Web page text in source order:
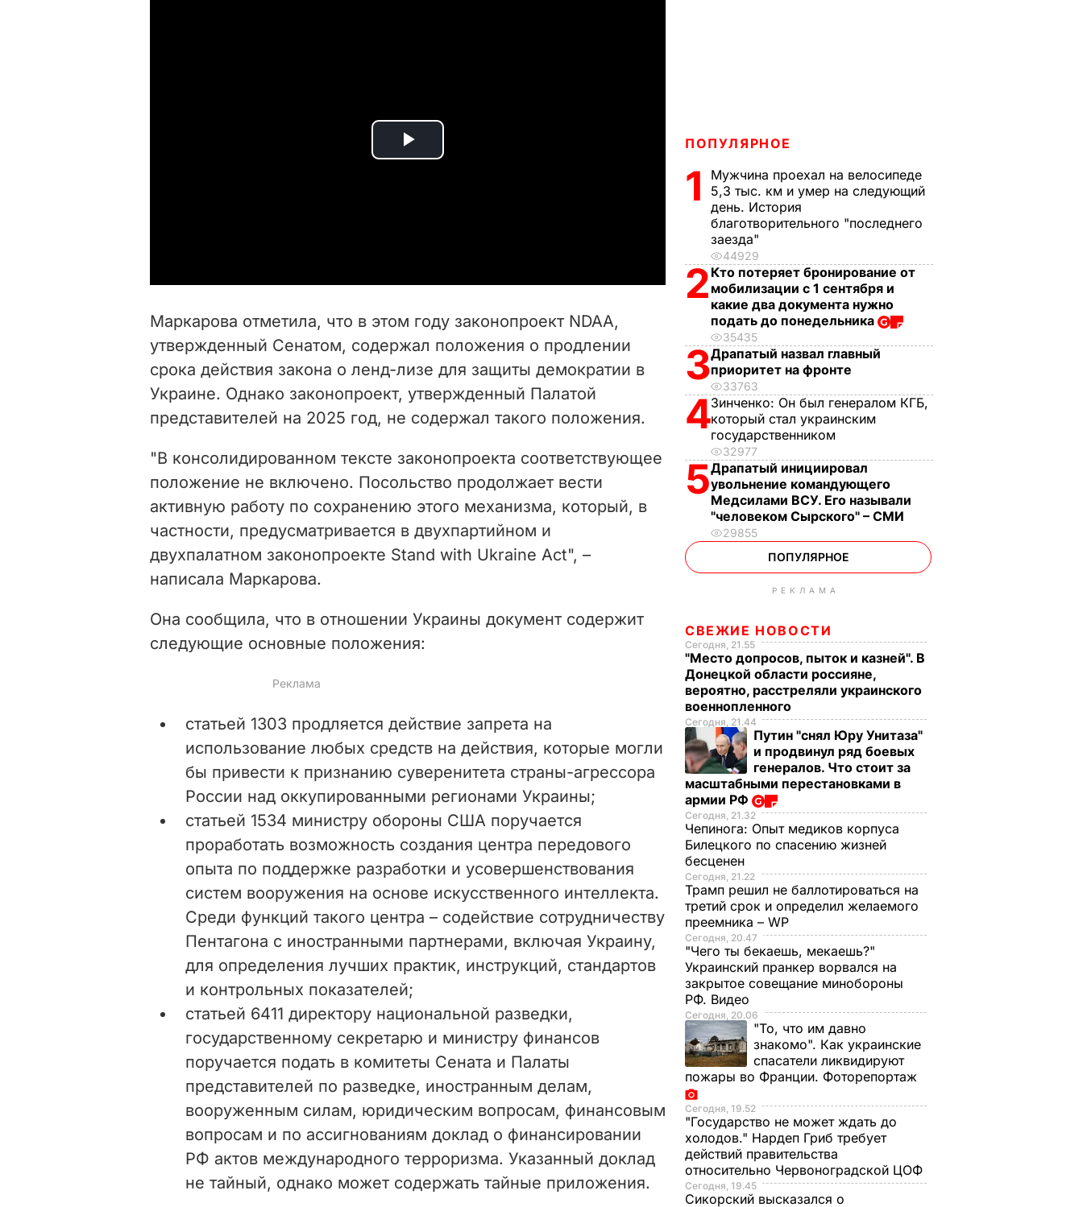
P
i
d
e
o
Маркарова отметила, что в этом году законопроект NDAA,
утвержденный Сенатом, содержал положения о продлении
срока действия закона о ленд-лизе для защиты демократии в
Украине. Однако законопроект, утвержденный Палатой
представителей на 2025 год, не содержал такого положения.
"В консолидированном тексте законопроекта соответствующее
положение не включено. Посольство продолжает вести
активную работу по сохранению этого механизма, который, в
частности, предусматривается в двухпартийном и
двухпалатном законопроекте Stand with Ukraine Act", –
написала Маркарова.
Она сообщила, что в отношении Украины документ содержит
следующие основные положения:
статьей 1303 продляется действие запрета на
использование любых средств на действия, которые могли
бы привести к признанию суверенитета страны-агрессора
России над оккупированными регионами Украины;
статьей 1534 министру обороны США поручается
проработать возможность создания центра передового
опыта по поддержке разработки и усовершенствования
систем вооружения на основе искусственного интеллекта.
Среди функций такого центра – содействие сотрудничеству
Пентагона с иностранными партнерами, включая Украину,
для определения лучших практик, инструкций, стандартов
и контрольных показателей;
статьей 6411 директору национальной разведки,
государственному секретарю и министру финансов
поручается подать в комитеты Сената и Палаты
представителей по разведке, иностранным делам,
вооруженным силам, юридическим вопросам, финансовым
вопросам и по ассигнованиям доклад о финансировании
РФ актов международного терроризма. Указанный доклад
не тайный, однако может содержать тайные приложения.
ПОПУЛЯРНОЕ
1
Мужчина проехал на велосипеде
5,3 тыс. км и умер на следующий
день. История
благотворительного "последнего
заезда"
44929
2 Кто потеряет бронирование от
мобилизации с 1 сентября и
какие два документа нужно
подать до понедельника
35435
3Драпатый назвал главный
приоритет на фронте
33763
4Зинченко: Он был генералом КГБ,
который стал украинским
государственником
32977
5Драпатый инициировал
увольнение командующего
Медсилами ВСУ. Его называли
"человеком Сырского" – СМИ
29855
ПОПУЛЯРНОЕ
РЕКЛАМА
СВЕЖИЕ НОВОСТИ
Сегодня, 21.55
"Место допросов, пыток и казней". В
Донецкой области россияне,
вероятно, расстреляли украинского
военнопленного
Сегодня, 21.44
Путин "снял Юру Унитаза"
и продвинул ряд боевых
генералов. Что стоит за
масштабными перестановками в
армии РФ
Сегодня, 21.32
Чепинога: Опыт медиков корпуса
Билецкого по спасению жизней
бесценен
Сегодня, 21.22
Трамп решил не баллотироваться на
третий срок и определил желаемого
преемника – WP
Сегодня, 20.47
"Чего ты бекаешь, мекаешь?"
Украинский пранкер ворвался на
закрытое совещание минобороны
РФ. Видео
Сегодня, 20.06
"То, что им давно
знакомо". Как украинские
спасатели ликвидируют
пожары во Франции. Фоторепортаж
Сегодня, 19.52
"Государство не может ждать до
холодов." Нардеп Гриб требует
действий правительства
относительно Червоноградской ЦОФ
Сегодня, 19.45
Сикорский высказался о